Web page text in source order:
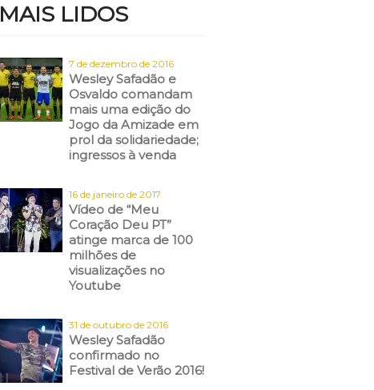
MAIS LIDOS
7 de dezembro de 2016
Wesley Safadão e
Osvaldo comandam
mais uma edição do
Jogo da Amizade em
prol da solidariedade;
ingressos à venda
16 de janeiro de 2017
Vídeo de “Meu
Coração Deu PT”
atinge marca de 100
milhões de
visualizações no
Youtube
31 de outubro de 2016
Wesley Safadão
confirmado no
Festival de Verão 2016!